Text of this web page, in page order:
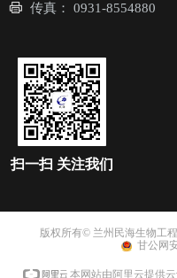
扫一扫 关注我们
传真： 0931-8554880
版权所有© 兰州民海生物工
甘公网
本网站由阿里云提供